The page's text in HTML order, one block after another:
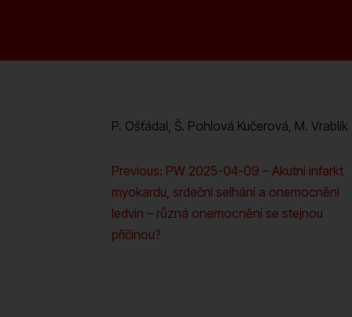
P. Ošťádal, Š. Pohlová Kučerová, M. Vrablík
Navigace
pro
příspěvek
Previous: PW 2025-04-09 – Akutní infarkt
myokardu, srdeční selhání a onemocnění
ledvin – různá onemocnění se stejnou
příčinou?